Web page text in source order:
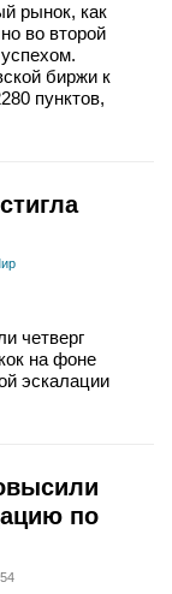
рынок, как
во второй
биржи к
пунктов,
четверг
на фоне
эскалации
по